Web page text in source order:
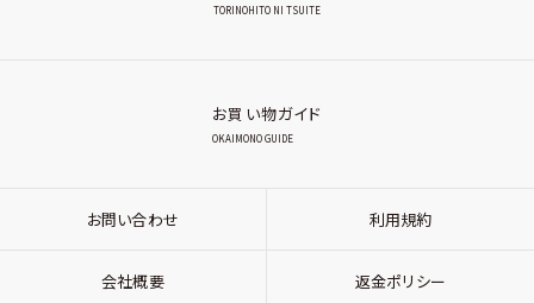
TORINOHITO NI TSUITE
お買い物ガイド
OKAIMONO GUIDE
お問い合わせ 利用規約
会社概要 返金ポリシー